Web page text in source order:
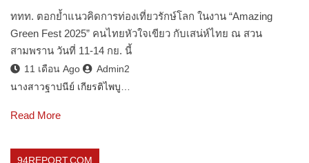
ททท. ตอกย้ำแนวคิดการท่องเที่ยวรักษ์โลก ในงาน “Amazing
Green Fest 2025” คนไทยหัวใจเขียว กับเสน่ห์ไทย ณ สวน
สามพราน วันที่ 11-14 กย. นี้
11 เดือน Ago
Admin2
นางสาวฐาปนีย์ เกียรติไพบู…
Read More
94REPORT.COM